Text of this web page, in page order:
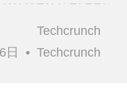
Techcrunch
日
• Techcrunch